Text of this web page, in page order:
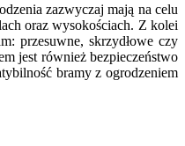
zazwyczaj mają na celu
oraz wysokościach. Z kolei
przesuwne, skrzydłowe czy
jest również bezpieczeństwo
bramy z ogrodzeniem